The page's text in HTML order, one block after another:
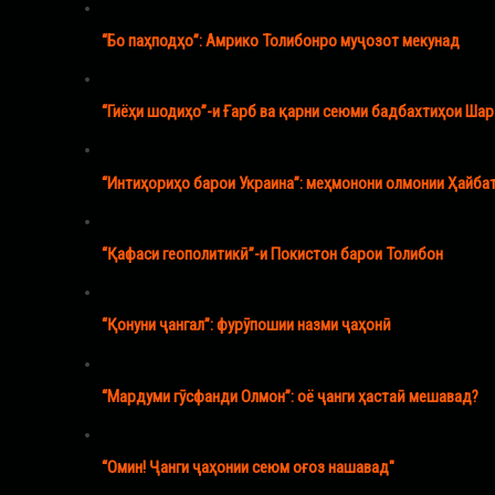
“Бо паҳподҳо”: Амрико Толибонро муҷозот мекунад
“Гиёҳи шодиҳо”-и Ғарб ва қарни сеюми бадбахтиҳои
“Интиҳориҳо барои Украина”: меҳмонони олмонии
“Қафаси геополитикӣ”-и Покистон барои Толибон
“Қонуни ҷангал”: фурӯпошии назми ҷаҳонӣ
“Мардуми гӯсфанди Олмон”: оё ҷанги ҳастаӣ мешавад?
“Омин! Ҷанги ҷаҳонии сеюм оғоз нашавад"